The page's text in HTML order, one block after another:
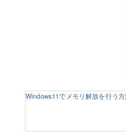
Windows11でメモリ解放を行う